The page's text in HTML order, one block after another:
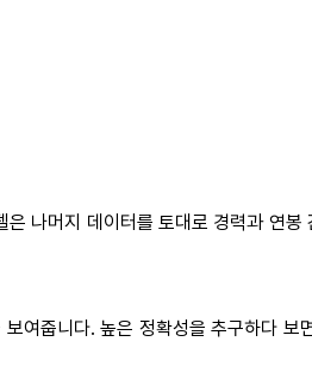
나머지 데이터를 토대로 경력과 연봉
여줍니다. 높은 정확성을 추구하다 보